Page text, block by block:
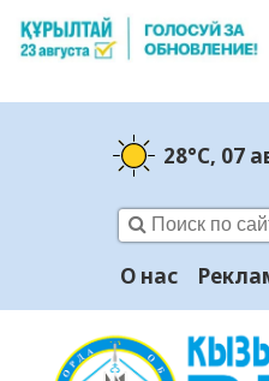
28°C, 07
О нас